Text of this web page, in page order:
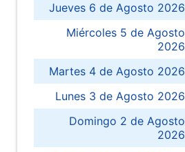
Jueves 6 de Agosto 2026
Miércoles 5 de Agosto
2026
Martes 4 de Agosto 2026
Lunes 3 de Agosto 2026
Domingo 2 de Agosto
2026